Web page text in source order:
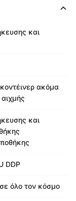
και
ακόμα
και
DDP
όλο τον κόσμο